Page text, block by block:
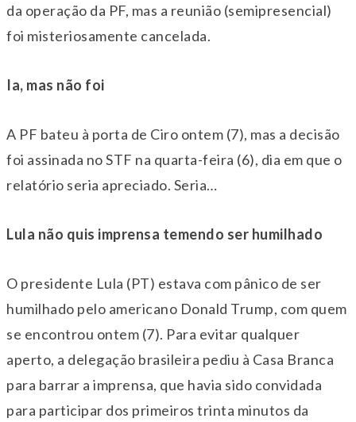
da operação da PF, mas a reunião (semipresencial)
foi misteriosamente cancelada.
Ia, mas não foi
A PF bateu à porta de Ciro ontem (7), mas a decisão
foi assinada no STF na quarta-feira (6), dia em que o
relatório seria apreciado. Seria…
Lula não quis imprensa temendo ser humilhado
O presidente Lula (PT) estava com pânico de ser
humilhado pelo americano Donald Trump, com quem
se encontrou ontem (7). Para evitar qualquer
aperto, a delegação brasileira pediu à Casa Branca
para barrar a imprensa, que havia sido convidada
para participar dos primeiros trinta minutos da